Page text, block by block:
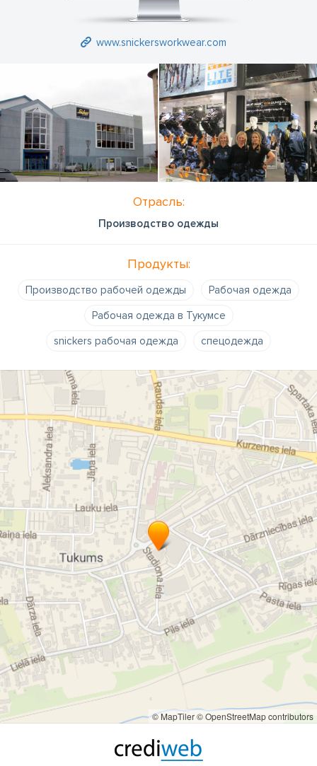
www.snickersworkwear.com
Отрасль:
Производство одежды
Продукты:
Производство рабочей одежды
Рабочая одежда
Рабочая одежда в Тукумсе
snickers рабочая одежда
спецодежда
© MapTiler© OpenStreetMap contributors